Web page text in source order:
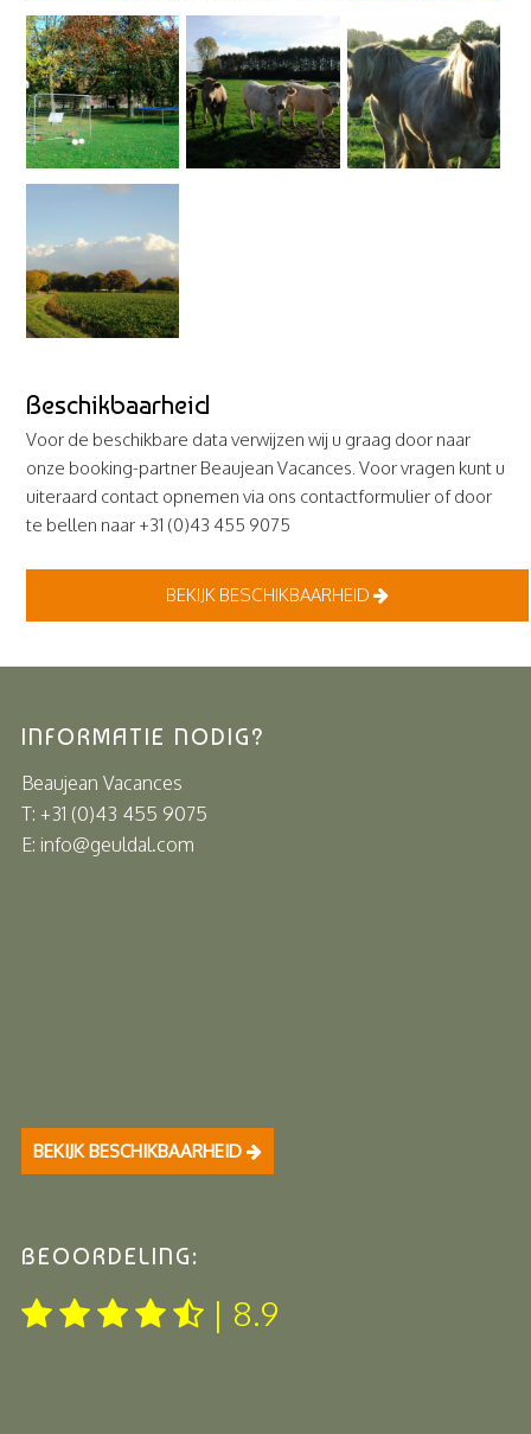
Beschikbaarheid
Voor de beschikbare data verwijzen wij u graag door naar
onze booking-partner Beaujean Vacances. Voor vragen kunt u
uiteraard contact opnemen via ons contactformulier of door
te bellen naar +31 (0)43 455 9075
BEKIJK BESCHIKBAARHEID
INFORMATIE NODIG?
Beaujean Vacances
T: +31 (0)43 455 9075
E: info@geuldal.com
BEKIJK BESCHIKBAARHEID
BEOORDELING:
| 8.9